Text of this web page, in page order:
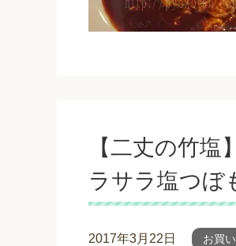
【二丈の竹
ラサラ塩つぼ
2017年3月22日 お買